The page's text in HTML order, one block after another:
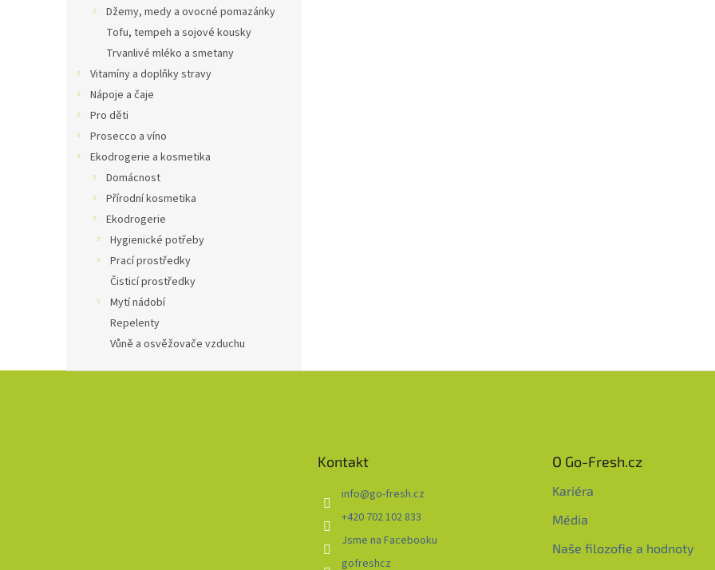
Džemy, medy a ovocné pomazánky
Tofu, tempeh a sojové kousky
Trvanlivé mléko a smetany
Vitamíny a doplňky stravy
Nápoje a čaje
Pro děti
Prosecco a víno
Ekodrogerie a kosmetika
Domácnost
Přírodní kosmetika
Ekodrogerie
Hygienické potřeby
Prací prostředky
Čisticí prostředky
Mytí nádobí
Repelenty
Vůně a osvěžovače vzduchu
Kontakt
info@go-fresh.cz
+420 702 102 833
Jsme na Facebooku
gofreshcz
O Go-Fresh.cz
Kariéra
Média
Naše filozofie a hodnoty